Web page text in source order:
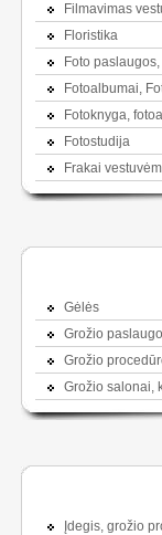
Filmavimas
Floristika
Foto
Fotoalbumai,
Fotoknyga,
Fotostudija
Frakai
Gėlės
Grožio
Grožio
Grožio salonai,
Įdegis, grožio